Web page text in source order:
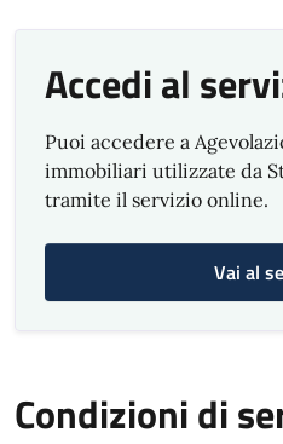
Accedi al
Puoi accedere a
immobiliari utilizzate da
tramite il servizio online.
Vai al
Condizioni di